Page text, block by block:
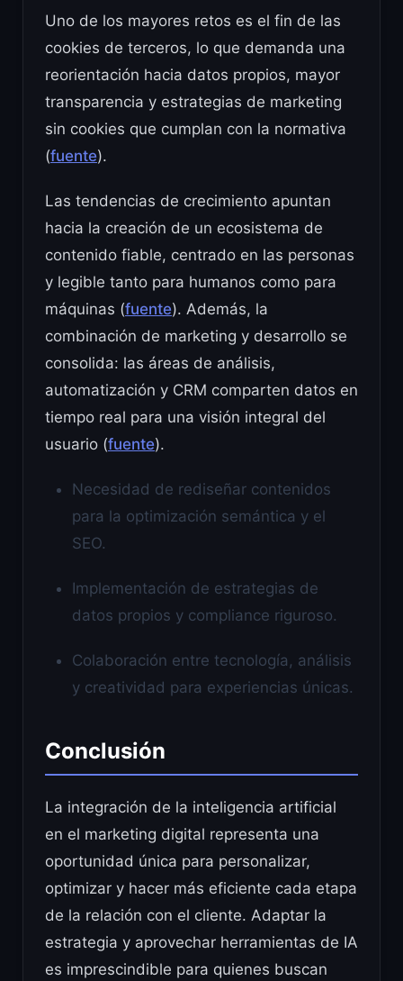
Uno de los mayores retos es el fin de las
cookies de terceros, lo que demanda una
reorientación hacia datos propios, mayor
transparencia y estrategias de marketing
sin cookies que cumplan con la normativa
(fuente).
Las tendencias de crecimiento apuntan
hacia la creación de un ecosistema de
contenido fiable, centrado en las personas
y legible tanto para humanos como para
máquinas (fuente). Además, la
combinación de marketing y desarrollo se
consolida: las áreas de análisis,
automatización y CRM comparten datos en
tiempo real para una visión integral del
usuario (fuente).
Necesidad de rediseñar contenidos
para la optimización semántica y el
SEO.
Implementación de estrategias de
datos propios y compliance riguroso.
Colaboración entre tecnología, análisis
y creatividad para experiencias únicas.
Conclusión
La integración de la inteligencia artificial
en el marketing digital representa una
oportunidad única para personalizar,
optimizar y hacer más eficiente cada etapa
de la relación con el cliente. Adaptar la
estrategia y aprovechar herramientas de IA
es imprescindible para quienes buscan